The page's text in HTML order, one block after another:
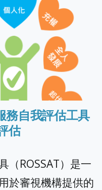
務自我評估工具
估
（ROSSAT）是一
於審視機構提供的